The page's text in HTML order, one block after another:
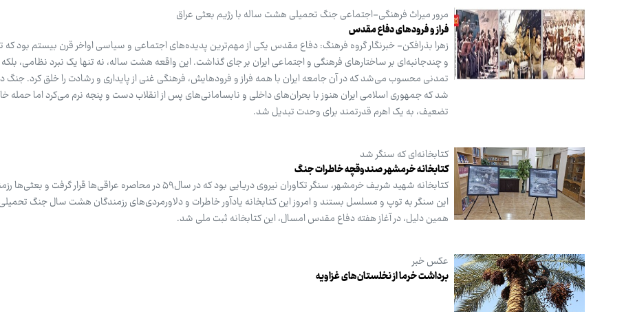
مرور میراث فرهنگی-اجتماعی جنگ تحمیلی هشت ساله با رژیم بعثی عراق
فراز و فرودهای دفاع مقدس
زهرا بذرافکن- خبرنگار گروه فرهنگ: دفاع مقدس یکی از مهم‌ترین پدیده‌های اجتماعی و سیاسی اواخر قرن بیستم بود که
و چندجانبه‌ای بر ساختارهای فرهنگی و اجتماعی ایران بر جای گذاشت. این واقعه هشت ساله، نه تنها یک نبرد نظامی، بلکه
تمدنی محسوب می‌شد که در آن جامعه ایران با همه فراز و فرودهایش، فرهنگی غنی از پایداری و رشادت را خلق کرد. جنگ
شد که جمهوری اسلامی ایران هنوز با بحران‌های داخلی و نابسامانی‌های پس از انقلاب دست و پنجه نرم می‌کرد اما حمله
تضعیف، به یک اهرم قدرتمند برای وحدت تبدیل شد.
کتابخانه‌ای که سنگر شد
کتابخانه خرمشهر صندوقچه خاطرات جنگ
کتابخانه شهید شریف خرمشهر، سنگر تکاوران نیروی دریایی بود که در سال۵۹ در محاصره عراقی‌ها قرار
این سنگر به توپ و مسلسل بستند و امروز این کتابخانه یادآور خاطرات و دلاورمردی‌های رزمندگان هشت سال جنگ
همین دلیل، در آغاز هفته دفاع مقدس امسال، این کتابخانه ثبت ملی شد.
عکس خبر
برداشت خرما از نخلستان‌های غزاویه